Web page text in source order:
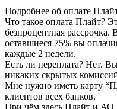
Подробнее об оплате
Что такое оплата Плайт?
безпроцентная рассрочка.
оставшиеся 75% вы
каждые 2 недели.
Есть ли переплата? Нет. Вы
никаких скрытых
Мне нужно иметь карту
клиентов всех банков.
При чём здесь Плайт и